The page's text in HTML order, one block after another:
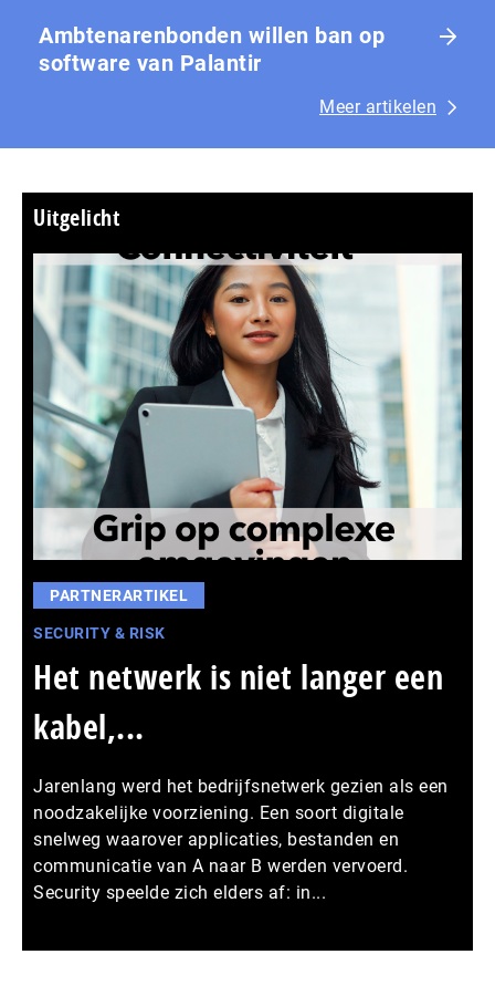
Ambtenarenbonden willen ban op
software van Palantir
Meer artikelen
Uitgelicht
PARTNERARTIKEL
SECURITY & RISK
Het netwerk is niet langer een
kabel,...
Jarenlang werd het bedrijfsnetwerk gezien als een
noodzakelijke voorziening. Een soort digitale
snelweg waarover applicaties, bestanden en
communicatie van A naar B werden vervoerd.
Security speelde zich elders af: in...